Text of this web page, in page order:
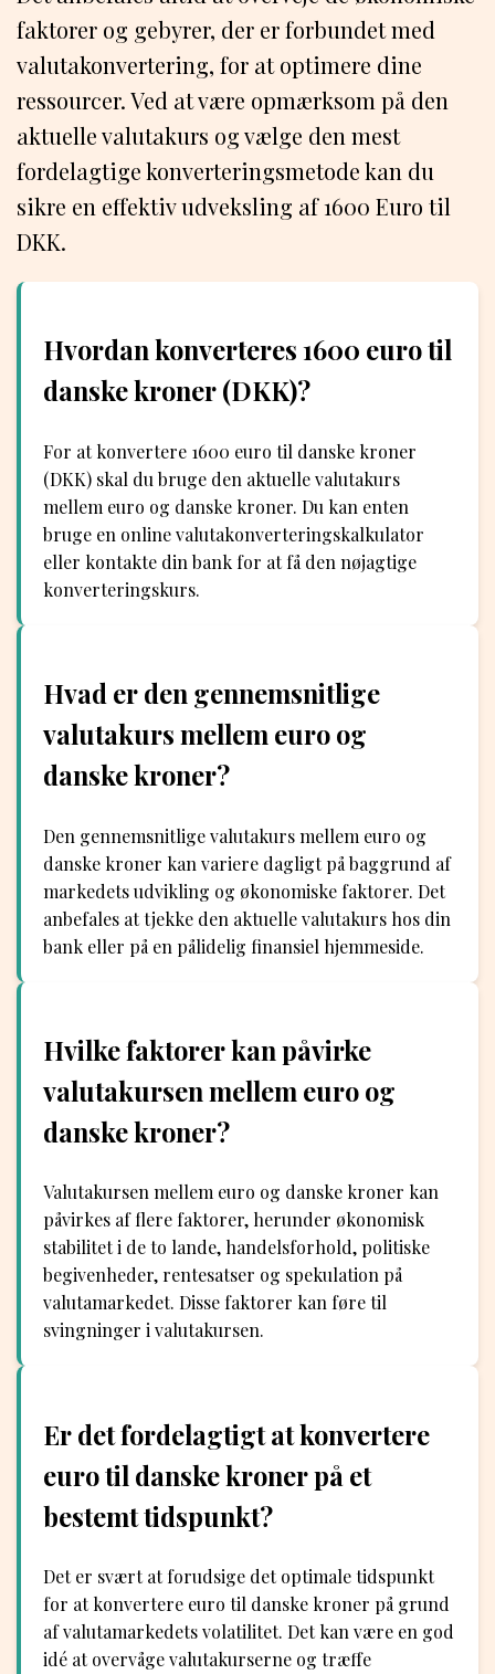
faktorer og gebyrer, der er forbundet med
valutakonvertering, for at optimere dine
ressourcer. Ved at være opmærksom på den
aktuelle valutakurs og vælge den mest
fordelagtige konverteringsmetode kan du
sikre en effektiv udveksling af 1600 Euro til
DKK.
Hvordan konverteres 1600 euro til
danske kroner (DKK)?
For at konvertere 1600 euro til danske kroner
(DKK) skal du bruge den aktuelle valutakurs
mellem euro og danske kroner. Du kan enten
bruge en online valutakonverteringskalkulator
eller kontakte din bank for at få den nøjagtige
konverteringskurs.
Hvad er den gennemsnitlige
valutakurs mellem euro og
danske kroner?
Den gennemsnitlige valutakurs mellem euro og
danske kroner kan variere dagligt på baggrund af
markedets udvikling og økonomiske faktorer. Det
anbefales at tjekke den aktuelle valutakurs hos din
bank eller på en pålidelig finansiel hjemmeside.
Hvilke faktorer kan påvirke
valutakursen mellem euro og
danske kroner?
Valutakursen mellem euro og danske kroner kan
påvirkes af flere faktorer, herunder økonomisk
stabilitet i de to lande, handelsforhold, politiske
begivenheder, rentesatser og spekulation på
valutamarkedet. Disse faktorer kan føre til
svingninger i valutakursen.
Er det fordelagtigt at konvertere
euro til danske kroner på et
bestemt tidspunkt?
Det er svært at forudsige det optimale tidspunkt
for at konvertere euro til danske kroner på grund
af valutamarkedets volatilitet. Det kan være en god
idé at overvåge valutakurserne og træffe